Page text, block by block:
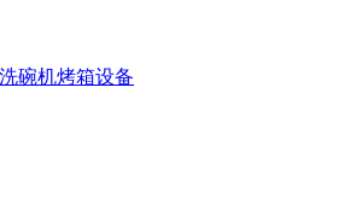
洗碗机烤箱设备